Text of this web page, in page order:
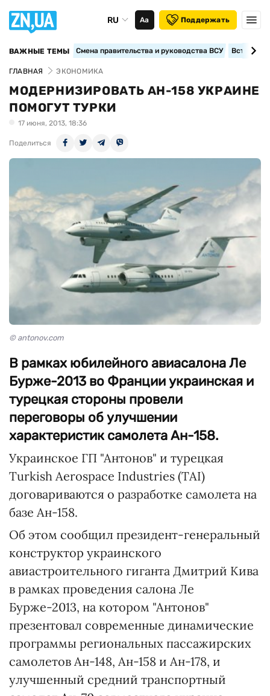
RU Аа Поддержать
ВАЖНЫЕ ТЕМЫ Смена правительства и руководства ВСУ
ГЛАВНАЯ ЭКОНОМИКА
МОДЕРНИЗИРОВАТЬ АН-158 УКРАИНЕ
ПОМОГУТ ТУРКИ
17 июня, 2013, 18:36
Поделиться
© antonov.com
В рамках юбилейного авиасалона Ле
Бурже-2013 во Франции украинская и
турецкая стороны провели
переговоры об улучшении
характеристик самолета Ан-158.
Украинское ГП "Антонов" и турецкая
Turkish Aerospace Industries (TAI)
договариваются о разработке самолета на
базе Ан-158.
Об этом сообщил президент-генеральный
конструктор украинского
авиастроительного гиганта Дмитрий Кива
в рамках проведения салона Ле
Бурже-2013, на котором "Антонов"
презентовал современные динамические
программы региональных пассажирских
самолетов Ан-148, Ан-158 и Ан-178, и
улучшенный средний транспортный